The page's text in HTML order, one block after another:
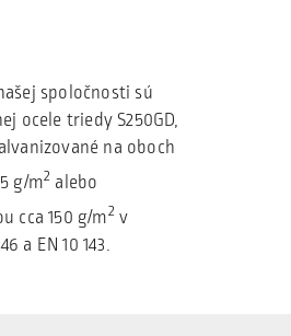
spoločnosti sú
ocele triedy S250GD,
na oboch
g/m2 alebo
cca 150 g/m2v
a EN 10 143.